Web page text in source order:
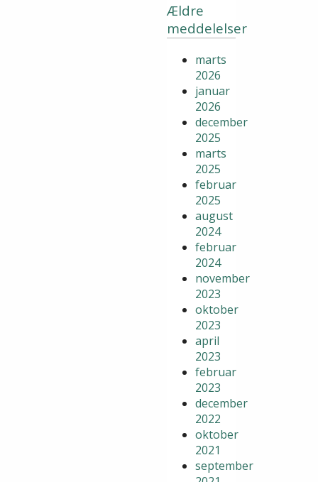
Ældre
meddelelser
marts
2026
januar
2026
december
2025
marts
2025
februar
2025
august
2024
februar
2024
november
2023
oktober
2023
april
2023
februar
2023
december
2022
oktober
2021
september